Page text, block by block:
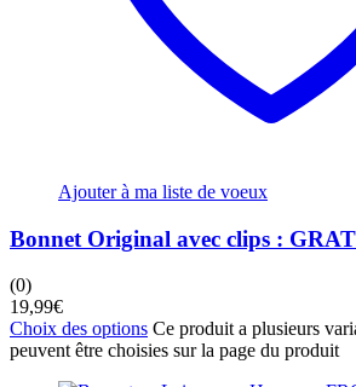
Ajouter à ma liste de voeux
Bonnet Original avec clips :
(0)
19,99€
Choix des options Ce produit a plusieurs
peuvent être choisies sur la page du produit